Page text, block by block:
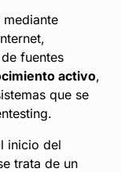
fuentes
activo,
que se
inicio del
trata de un